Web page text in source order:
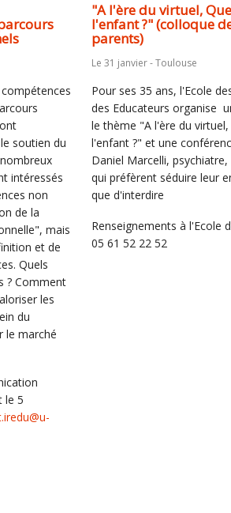
soutien du
intéressés
non
de la
mais
et de
Quels
? Comment
les
du
le marché
le 5
"A l'ère du virtuel,
l'enfant ?" (colloque
parents)
Le 31 janvier - Toulouse
Pour ses 35 ans, l'Ecole
des Educateurs organise
le thème "A l'ère du
l'enfant ?" et une
Daniel Marcelli,
qui préfèrent séduire leur
que d'interdire
Renseignements à l'Ecole
05 61 52 22 52